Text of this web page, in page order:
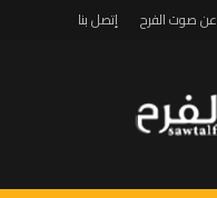
عن صوت الفرح إتصل بنا